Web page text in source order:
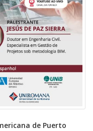
de Puerto